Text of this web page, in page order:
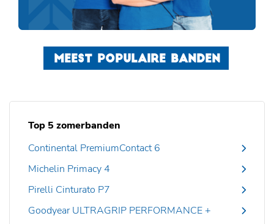
MEEST POPULAIRE BANDEN
Top 5 zomerbanden
Continental PremiumContact 6
Michelin Primacy 4
Pirelli Cinturato P7
Goodyear ULTRAGRIP PERFORMANCE +